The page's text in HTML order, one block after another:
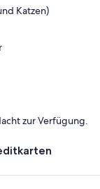
Katzen)
zur Verfügung.